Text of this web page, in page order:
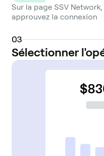
Sur la page SSV
approuvez la connexion
03
Sélectionner